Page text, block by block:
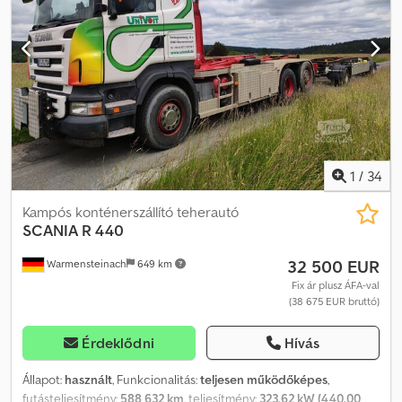
Crsdpfszmcnhex Aqvef 2 fekvőhely Hűtőszekrény Mikrohullámú
sütő 2 üzemanyagtartály (700 + 320 liter) Differenciálzár
Univerzális hidraulikus billentő/tolópad rendszer Légrugózás elöl
Hátul 4 darab rugó Első gumiabroncsok: 385/55 R22.5, futófelület
mélysége: 13 mm Hátsó gumiabroncsok: 315/70 R22.5, futófelület
mélysége: 13 mm Első tulajdonostól Szervizkönyv szerint
karbantartva.
1 / 34
Warmensteinach 649 km
Kampós konténerszállító teherautó
SCANIA R 440
32 500 EUR
Fix ár plusz ÁFA-val
(38 675 EUR bruttó)
Érdeklődni Hívás
Állapot: használt, Funkcionalitás:teljesen működőképes,
futásteljesítmény: 588 632 km , teljesítmény: 323,62 kW (440,00